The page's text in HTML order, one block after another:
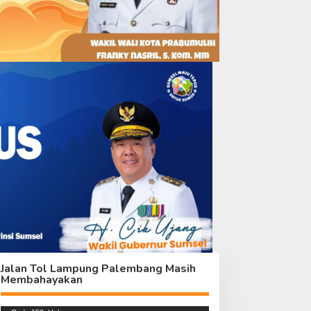
Jalan Tol Lampung Palembang Masih
Membahayakan